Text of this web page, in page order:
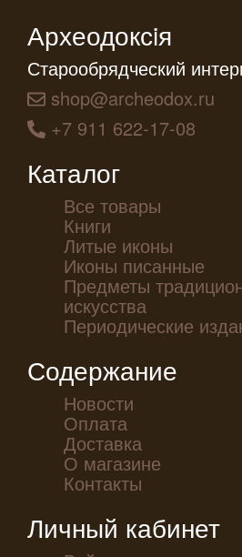
Археодоксiя
Старообрядческий
shop@archeodox.ru
+7 911 622-17-08
Каталог
Все товары
Книги
Литые иконы
Иконы писанные
Предметы
искусства
Периодические
Содержание
Новости
Оплата
Доставка
О магазине
Контакты
Личный кабинет